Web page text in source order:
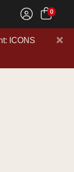
0
ICONS
×